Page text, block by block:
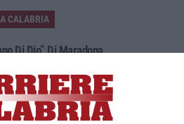
CALABRIA
Di Dio” Di Maradona
ai Mondiali del 1986 potrebbe